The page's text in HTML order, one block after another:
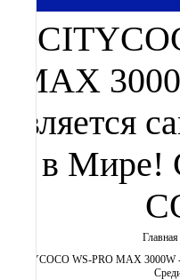
MAX
является
в Мире!
Главная
CITYCOCO WS-PRO MAX 3000W